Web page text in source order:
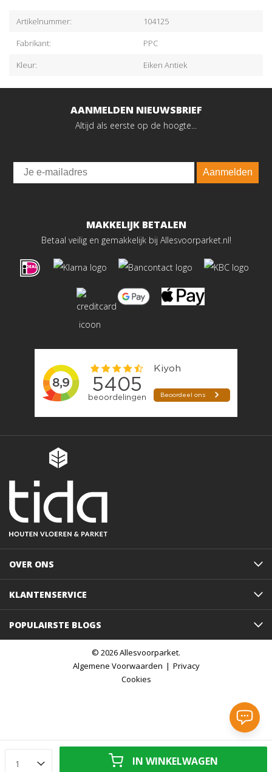
IN WINKELWAGEN
Artikelnummer:
104125
Fabrikant:
PPC
Kleur:
Eiken Antiek
AANMELDEN NIEUWSBRIEF
Altijd als eerste op de hoogte...
Email
Aanmelden
MAKKELIJK BETALEN
Betaal veilig en gemakkelijk bij Allesvoorparket.nl!
OVER ONS
KLANTENSERVICE
POPULAIRSTE BLOGS
© 2026 Allesvoorparket.
Algemene Voorwaarden
Privacy
Cookies